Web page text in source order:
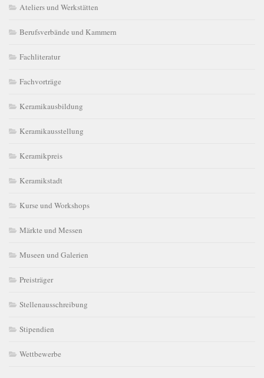
Ateliers und Werkstätten
Berufsverbände und Kammern
Fachliteratur
Fachvorträge
Keramikausbildung
Keramikausstellung
Keramikpreis
Keramikstadt
Kurse und Workshops
Märkte und Messen
Museen und Galerien
Preisträger
Stellenausschreibung
Stipendien
Wettbewerbe